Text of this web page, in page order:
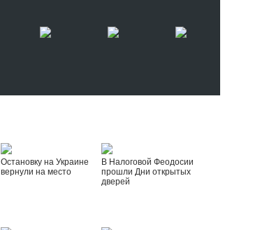
Остановку на Украине
вернули на место
В Налоговой Феодосии
прошли Дни открытых
дверей